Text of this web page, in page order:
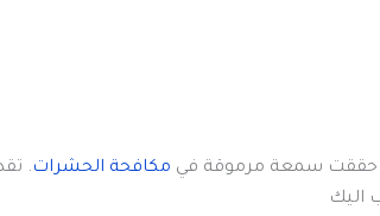
حققت سمعة مرموقة في مكافحة الحشرات.
اليك